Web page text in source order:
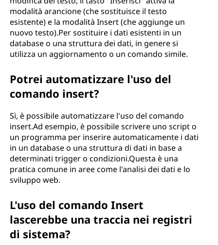
modalità arancione (che sostituisce il testo
esistente) e la modalità Insert (che aggiunge un
nuovo testo).Per sostituire i dati esistenti in un
database o una struttura dei dati, in genere si
utilizza un aggiornamento o un comando simile.
Potrei automatizzare l'uso del
comando insert?
Sì, è possibile automatizzare l'uso del comando
insert.Ad esempio, è possibile scrivere uno script o
un programma per inserire automaticamente i dati
in un database o una struttura di dati in base a
determinati trigger o condizioni.Questa è una
pratica comune in aree come l'analisi dei dati e lo
sviluppo web.
L'uso del comando Insert
lascerebbe una traccia nei registri
di sistema?